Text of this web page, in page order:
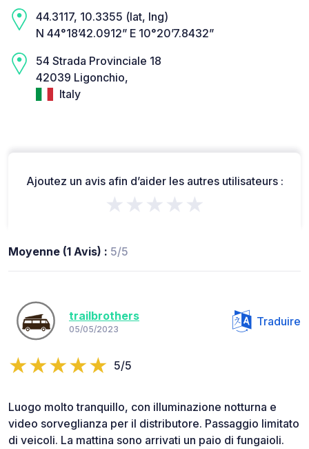
44.3117, 10.3355 (lat, lng)
N 44°18’42.0912” E 10°20’7.8432”
54 Strada Provinciale 18
42039 Ligonchio,
Italy
Ajoutez un avis afin d’aider les autres utilisateurs :
★★★★★
Moyenne (1 Avis) : 5/5
trailbrothers
05/05/2023
Traduire
5/5
Luogo molto tranquillo, con illuminazione notturna e
video sorveglianza per il distributore. Passaggio limitato
di veicoli. La mattina sono arrivati un paio di fungaioli.